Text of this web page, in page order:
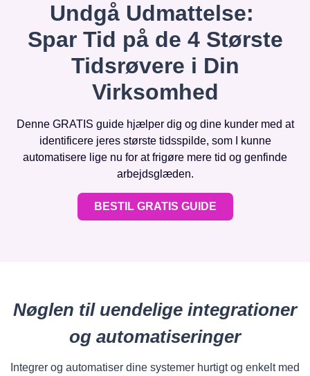
Undgå Udmattelse:
Spar Tid på de 4 Største
Tidsrøvere i Din
Virksomhed
Denne GRATIS guide hjælper dig og dine kunder med at
identificere jeres største tidsspilde, som I kunne
automatisere lige nu for at frigøre mere tid og genfinde
arbejdsglæden.
BESTIL GRATIS GUIDE
Nøglen til uendelige integrationer
og automatiseringer
Integrer og automatiser dine systemer hurtigt og enkelt med